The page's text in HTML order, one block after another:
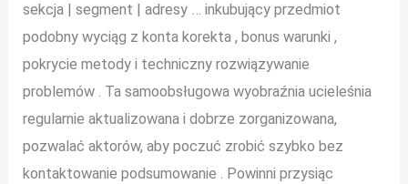
sekcja | segment | adresy … inkubujący przedmiot
podobny wyciąg z konta korekta , bonus warunki ,
pokrycie metody i techniczny rozwiązywanie
problemów . Ta samoobsługowa wyobraźnia ucieleśnia
regularnie aktualizowana i dobrze zorganizowana,
pozwalać aktorów, aby poczuć zrobić szybko bez
kontaktowanie podsumowanie . Powinni przysiąc